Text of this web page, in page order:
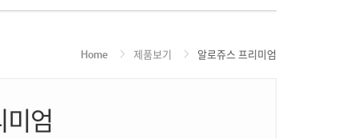
Home 제품보기 알로쥬스 프리미엄
엄